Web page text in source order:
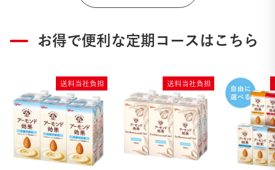
お得で便利な定期コースはこちら
送料当社負担 送料当社負担